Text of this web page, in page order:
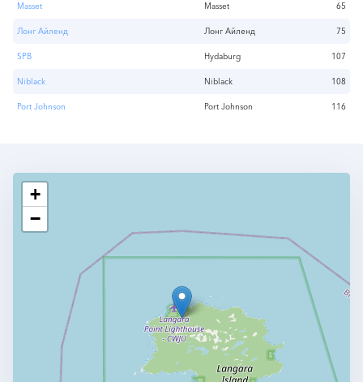
Masset Masset 65
Лонг Айленд Лонг Айленд 75
SPB Hydaburg 107
Niblack Niblack 108
Port Johnson Port Johnson 116
+
−